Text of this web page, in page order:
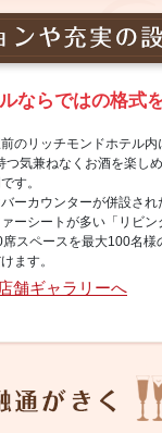
ならではの格式
のリッチモンドホテル
つ気兼ねなくお酒を楽し
す。
バーカウンターが併設さ
ーシートが多い「リビ
スペースを最大100名様
ます。
店舗ギャラリーへ